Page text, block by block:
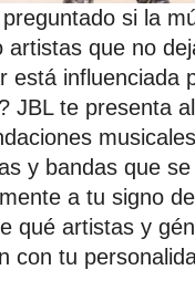
si la
artistas que no
está influenciada
JBL te presenta
y bandas que
a tu signo
qué artistas y
con tu